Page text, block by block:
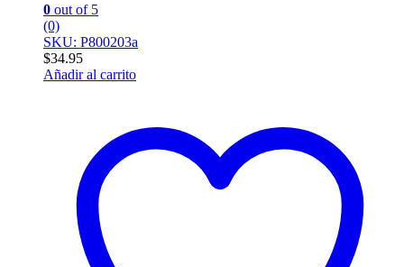
0 out of 5
(0)
SKU: P800203a
$34.95
Añadir al carrito